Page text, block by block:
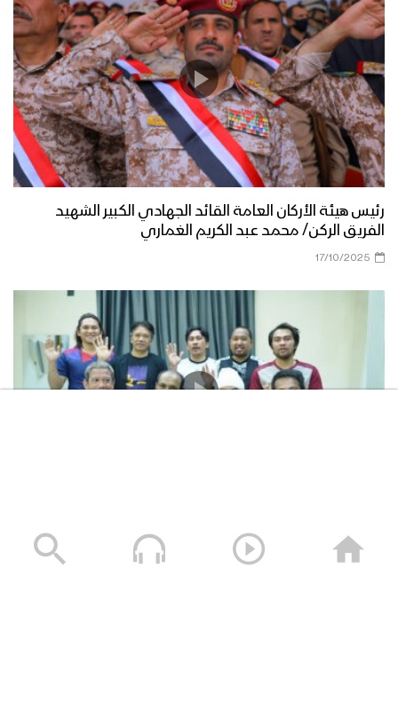
رئيس هيئة الأركان العامة القائد الجهادي الكبير الشهيد
الفريق الركن/ محمد عبد الكريم الغماري
17/10/2025
التي اغرقتها القوات المسلحة اليمنية